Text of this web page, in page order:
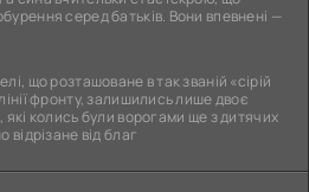
серед батьків. Вони впевнені —
що розташоване в так званій «сірій
фронту, залишились лише двоє
які колись були ворогами ще з дитячих
відрізане від благ